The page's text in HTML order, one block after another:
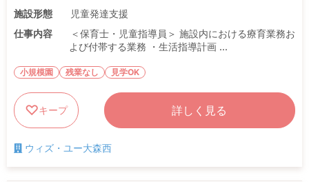
施設形態
児童発達支援
仕事内容
＜保育士・児童指導員＞ 施設内における療育業務お
よび付帯する業務 ・生活指導計画 ...
小規模園 残業なし 見学OK
キープ 詳しく見る
ウィズ・ユー大森西